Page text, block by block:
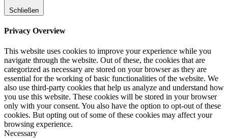
Schließen
Privacy Overview
This website uses cookies to improve your experience while you
navigate through the website. Out of these, the cookies that are
categorized as necessary are stored on your browser as they are
essential for the working of basic functionalities of the website. We
also use third-party cookies that help us analyze and understand how
you use this website. These cookies will be stored in your browser
only with your consent. You also have the option to opt-out of these
cookies. But opting out of some of these cookies may affect your
browsing experience.
Necessary